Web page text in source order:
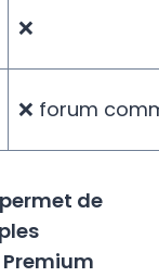
❌
❌ forum
de